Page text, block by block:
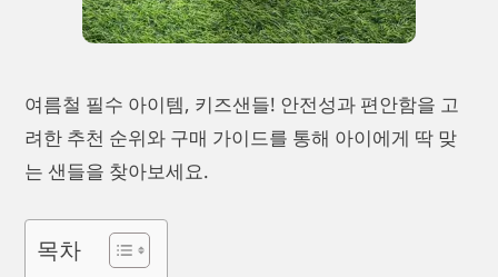
여름철 필수 아이템, 키즈샌들! 안전성과 편안함을 고
려한 추천 순위와 구매 가이드를 통해 아이에게 딱 맞
는 샌들을 찾아보세요.
목차